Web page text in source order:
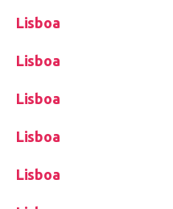
Lisboa
Lisboa
Lisboa
Lisboa
Lisboa